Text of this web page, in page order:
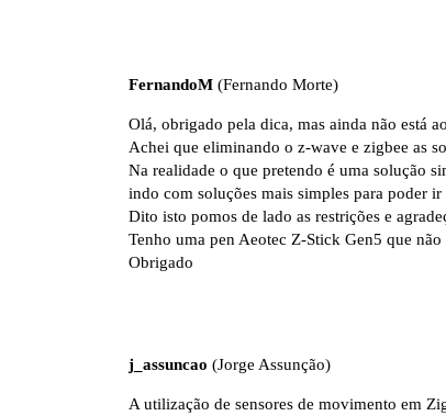
FernandoM (Fernando Morte)
Olá, obrigado pela dica, mas ainda não está
Achei que eliminando o z-wave e zigbee as
Na realidade o que pretendo é uma solução
indo com soluções mais simples para poder ir
Dito isto pomos de lado as restrições e
Tenho uma pen Aeotec Z-Stick Gen5 que
Obrigado
j_assuncao (Jorge Assunção)
A utilização de sensores de movimento em